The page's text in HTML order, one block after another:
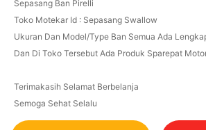
Sepasang Ban Pirelli
Toko Motekar Id : Sepasang Swallow
Ukuran Dan Model/Type Ban Semua Ada
Dan Di Toko Tersebut Ada Produk Sparepat
Terimakasih Selamat Berbelanja
Semoga Sehat Selalu